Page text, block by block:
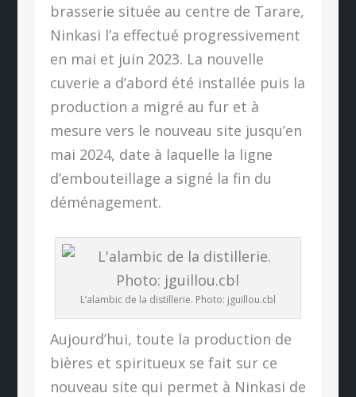
brasserie située au centre de Tarare,
Ninkasi l’a effectué progressivement
en mai et juin 2023. La nouvelle
cuverie a d’abord été installée puis la
production a migré au fur et à
mesure vers le nouveau site jusqu’en
mai 2024, date à laquelle la ligne
d’embouteillage a signé la fin du
déménagement.
L’alambic de la distillerie. Photo: jguillou.cbl
Aujourd’hui, toute la production de
bières et spiritueux se fait sur ce
nouveau site qui permet à Ninkasi de